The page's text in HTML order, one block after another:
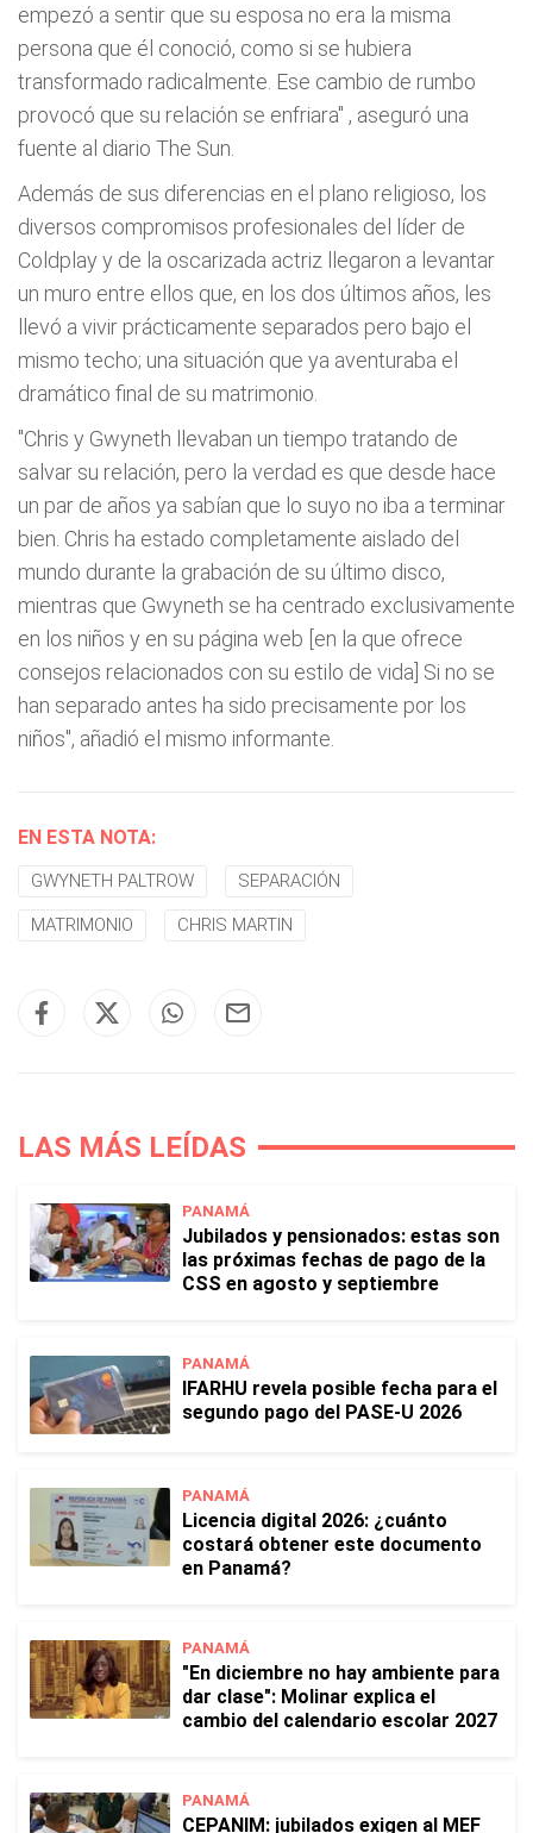
empezó a sentir que su esposa no era la misma
persona que él conoció, como si se hubiera
transformado radicalmente. Ese cambio de rumbo
provocó que su relación se enfriara" , aseguró una
fuente al diario The Sun.
Además de sus diferencias en el plano religioso, los
diversos compromisos profesionales del líder de
Coldplay y de la oscarizada actriz llegaron a levantar
un muro entre ellos que, en los dos últimos años, les
llevó a vivir prácticamente separados pero bajo el
mismo techo; una situación que ya aventuraba el
dramático final de su matrimonio.
"Chris y Gwyneth llevaban un tiempo tratando de
salvar su relación, pero la verdad es que desde hace
un par de años ya sabían que lo suyo no iba a terminar
bien. Chris ha estado completamente aislado del
mundo durante la grabación de su último disco,
mientras que Gwyneth se ha centrado exclusivamente
en los niños y en su página web [en la que ofrece
consejos relacionados con su estilo de vida] Si no se
han separado antes ha sido precisamente por los
niños", añadió el mismo informante.
EN ESTA NOTA:
GWYNETH PALTROW SEPARACIÓN
MATRIMONIO CHRIS MARTIN
LAS MÁS LEÍDAS
PANAMÁ
Jubilados y pensionados: estas son
las próximas fechas de pago de la
CSS en agosto y septiembre
PANAMÁ
IFARHU revela posible fecha para el
segundo pago del PASE-U 2026
PANAMÁ
Licencia digital 2026: ¿cuánto
costará obtener este documento
en Panamá?
PANAMÁ
"En diciembre no hay ambiente para
dar clase": Molinar explica el
cambio del calendario escolar 2027
PANAMÁ
CEPANIM: jubilados exigen al MEF